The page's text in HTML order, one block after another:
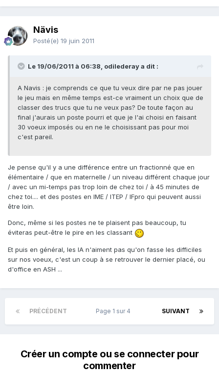
Nävis
Posté(e) 19 juin 2011
Le 19/06/2011 à 06:38, odilederay a dit :
A Navis : je comprends ce que tu veux dire par ne pas jouer
le jeu mais en même temps est-ce vraiment un choix que de
classer des trucs que tu ne veux pas? De toute façon au
final j'aurais un poste pourri et que je l'ai choisi en faisant
30 voeux imposés ou en ne le choisissant pas pour moi
c'est pareil.
Je pense qu'il y a une différence entre un fractionné que en
élémentaire / que en maternelle / un niveau différent chaque jour
/ avec un mi-temps pas trop loin de chez toi / à 45 minutes de
chez toi.... et des postes en IME / ITEP / IFpro qui peuvent aussi
être loin.
Donc, même si les postes ne te plaisent pas beaucoup, tu
éviteras peut-être le pire en les classant
Et puis en général, les IA n'aiment pas qu'on fasse les difficiles
sur nos voeux, c'est un coup à se retrouver le dernier placé, ou
d'office en ASH ...
PRÉCÉDENT SUIVANT
Page 1 sur 4
Créer un compte ou se connecter pour
commenter